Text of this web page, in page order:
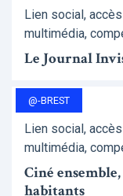
Lien social,
multimédia,
Le Journal
@-BREST
Lien social,
multimédia,
Ciné
habitants